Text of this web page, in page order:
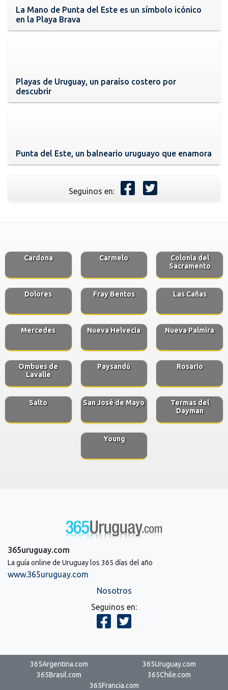
La Mano de Punta del Este es un símbolo icónico
en la Playa Brava
Playas de Uruguay, un paraíso costero por
descubrir
Punta del Este, un balneario uruguayo que enamora
Seguinos en:
Cardona Carmelo
Colonia del
Sacramento
Dolores Fray Bentos Las Cañas
Mercedes Nueva Helvecia Nueva Palmira
Ombues de
Lavalle
Paysandú Rosario
Salto San José de Mayo
Termas del
Dayman
Young
365uruguay.com
La guía online de Uruguay los 365 días del año
www.365uruguay.com
Nosotros
Seguinos en:
365Argentina.com
365Uruguay.com
365Brasil.com
365Chile.com
365Francia.com